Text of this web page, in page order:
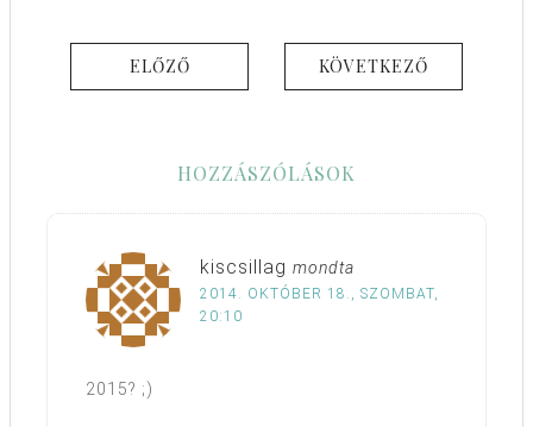
ELŐZŐ KÖVETKEZŐ
HOZZÁSZÓLÁSOK
kiscsillag mondta
2014. OKTÓBER 18., SZOMBAT,
20:10
2015? ;)